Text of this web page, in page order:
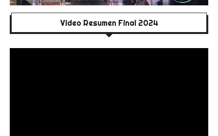
Video Resumen Final 2024